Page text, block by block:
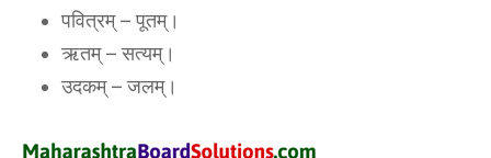
पवित्रम् – पूतम्।
ऋतम् – सत्यम्।
उदकम् – जलम्।